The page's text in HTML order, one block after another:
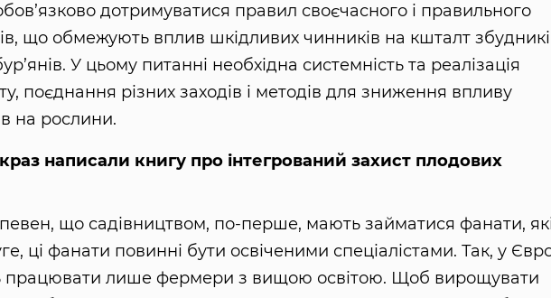
дотримуватися правил своєчасного і правильного
що обмежують вплив шкідливих чинників на кшталт
У цьому питанні необхідна системність та реалізація
поєднання різних заходів і методів для зниження впливу
на рослини.
написали книгу про інтегрований захист плодових
що садівництвом, по-перше, мають займатися фанати,
ці фанати повинні бути освіченими спеціалістами. Так, у
працювати лише фермери з вищою освітою. Щоб вирощувати